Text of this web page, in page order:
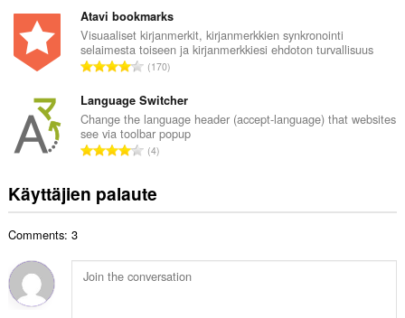
e
e
n
s
:
a
y
h
e
e
n
s
:
v
i
o
i
a
y
h
e
n
:
Atavi bookmarks
Visuaaliset kirjanmerkit, kirjanmerkkien synkronointi
selaimesta toiseen ja kirjanmerkkiesi ehdoton turvallisuus
A
v
i
o
i
a
y
e
e
170
Language Switcher
Change the language header (accept-language) that websites
see via toolbar popup
A
v
i
t
a
4
Käyttäjien palaute
Comments: 3